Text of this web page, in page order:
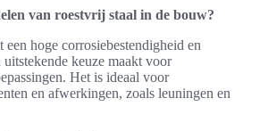
van roestvrij staal in de bouw?
een hoge corrosiebestendigheid en
uitstekende keuze maakt voor
Het is ideaal voor
en afwerkingen, zoals leuningen en